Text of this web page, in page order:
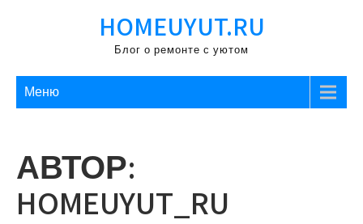
HOMEUYUT.RU
Блог о ремонте с уютом
Меню
АВТОР:
HOMEUYUT_RU